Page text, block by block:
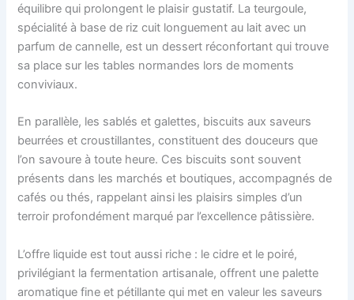
équilibre qui prolongent le plaisir gustatif. La teurgoule,
spécialité à base de riz cuit longuement au lait avec un
parfum de cannelle, est un dessert réconfortant qui trouve
sa place sur les tables normandes lors de moments
conviviaux.
En parallèle, les sablés et galettes, biscuits aux saveurs
beurrées et croustillantes, constituent des douceurs que
l’on savoure à toute heure. Ces biscuits sont souvent
présents dans les marchés et boutiques, accompagnés de
cafés ou thés, rappelant ainsi les plaisirs simples d’un
terroir profondément marqué par l’excellence pâtissière.
L’offre liquide est tout aussi riche : le cidre et le poiré,
privilégiant la fermentation artisanale, offrent une palette
aromatique fine et pétillante qui met en valeur les saveurs